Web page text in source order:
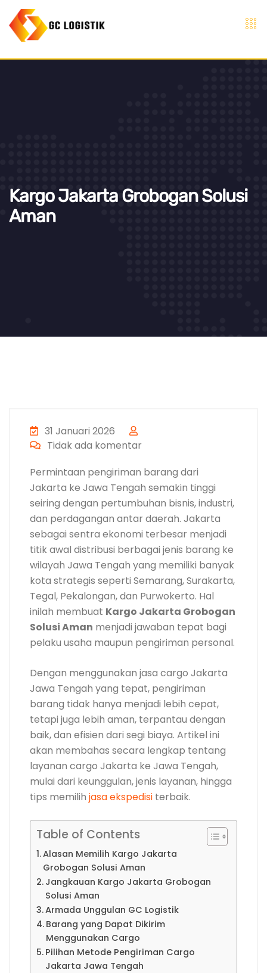
Kargo Jakarta Grobogan Solusi
Aman
31 Januari 2026
Tidak ada komentar
Permintaan pengiriman barang dari
Jakarta ke Jawa Tengah semakin tinggi
seiring dengan pertumbuhan bisnis, industri,
dan perdagangan antar daerah. Jakarta
sebagai sentra ekonomi terbesar menjadi
titik awal distribusi berbagai jenis barang ke
wilayah Jawa Tengah yang memiliki banyak
kota strategis seperti Semarang, Surakarta,
Tegal, Pekalongan, dan Purwokerto. Hal
inilah membuat Kargo Jakarta Grobogan
Solusi Aman menjadi jawaban tepat bagi
pelaku usaha maupun pengiriman personal.
Dengan menggunakan jasa cargo Jakarta
Jawa Tengah yang tepat, pengiriman
barang tidak hanya menjadi lebih cepat,
tetapi juga lebih aman, terpantau dengan
baik, dan efisien dari segi biaya. Artikel ini
akan membahas secara lengkap tentang
layanan cargo Jakarta ke Jawa Tengah,
mulai dari keunggulan, jenis layanan, hingga
tips memilih jasa ekspedisi terbaik.
Table of Contents
Alasan Memilih Kargo Jakarta
Grobogan Solusi Aman
Jangkauan Kargo Jakarta Grobogan
Solusi Aman
Armada Unggulan GC Logistik
Barang yang Dapat Dikirim
Menggunakan Cargo
Pilihan Metode Pengiriman Cargo
Jakarta Jawa Tengah